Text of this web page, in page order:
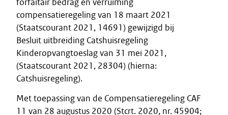
forfaitair bedrag en verruiming
compensatieregeling van 18 maart 2021
(Staatscourant 2021, 14691) gewijzigd bij
Besluit uitbreiding Catshuisregeling
Kinderopvangtoeslag van 31 mei 2021,
(Staatscourant 2021, 28304) (hierna:
Catshuisregeling).
Met toepassing van de Compensatieregeling CAF
11 van 28 augustus 2020 (Stcrt. 2020, nr. 45904;